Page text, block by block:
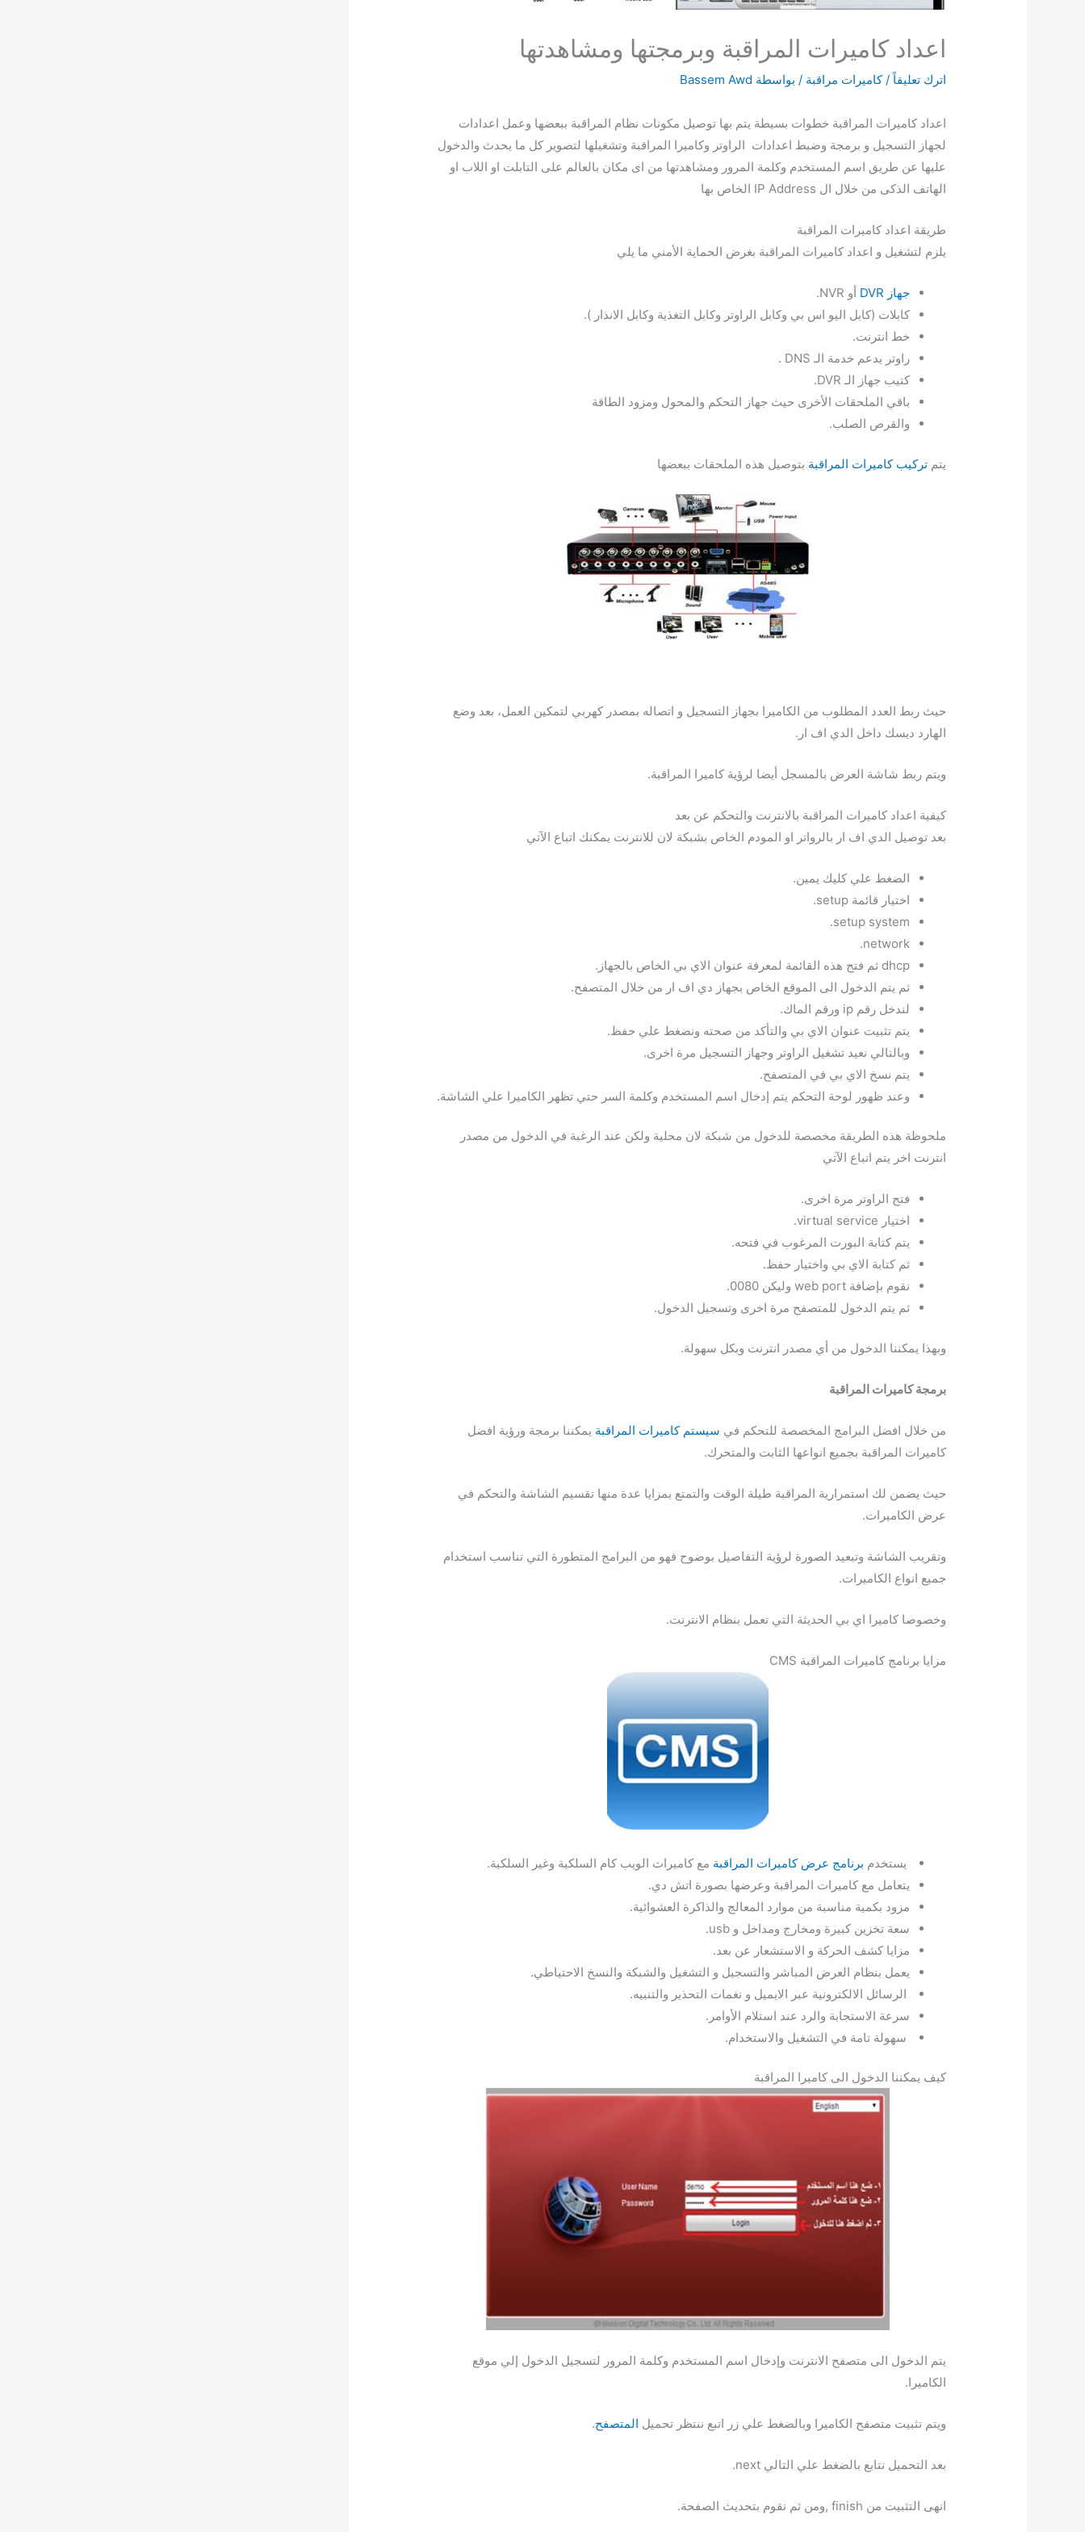
اعداد كاميرات المراقبة وبرمجتها ومشاهدتها
اترك تعليقاً /كاميرات مراقبة / بواسطة Bassem Awd
اعداد كاميرات المراقبة خطوات بسيطة يتم بها توصيل مكونات نظام المراقبة ببعضها وعمل اعدادات
لجهاز التسجيل و برمجة وضبط اعدادات الراوتر وكاميرا المراقبة وتشغيلها لتصوير كل ما يحدث والدخول
عليها عن طريق اسم المستخدم وكلمة المرور ومشاهدتها من اى مكان بالعالم على التابلت او اللاب او
الهاتف الذكى من خلال ال IP Address الخاص بها
طريقة اعداد كاميرات المراقبة
يلزم لتشغيل و اعداد كاميرات المراقبة بغرض الحماية الأمني ما يلي
جهاز DVR
أو NVR.
كابلات (كابل اليو اس بي وكابل الراوتر وكابل التغذية وكابل الانذار ).
خط انترنت.
راوتر يدعم خدمة الـ DNS .
كتيب جهاز الـ DVR.
باقي الملحقات الأخرى حيث جهاز التحكم والمحول ومزود الطاقة
والقرص الصلب.
يتمتركيب كاميرات المراقبة بتوصيل هذه الملحقات ببعضها
حيث ربط العدد المطلوب من الكاميرا بجهاز التسجيل و اتصاله بمصدر كهربي لتمكين العمل، بعد وضع
الهارد ديسك داخل الدي اف ار.
ويتم ربط شاشة العرض بالمسجل أيضا لرؤية كاميرا المراقبة.
كيفية اعداد كاميرات المراقبة بالانترنت والتحكم عن بعد
بعد توصيل الدي اف ار بالرواتر او المودم الخاص بشبكة لان للانترنت يمكنك اتباع الآتي
الضغط علي كليك يمين.
اختيار قائمة setup.
setup system.
network.
dhcp ثم فتح هذه القائمة لمعرفة عنوان الاي بي الخاص بالجهاز.
ثم يتم الدخول الى الموقع الخاص بجهاز دي اف ار من خلال المتصفح.
لندخل رقم ip ورقم الماك.
يتم تثبيت عنوان الاي بي والتأكد من صحته ونضغط علي حفظ.
وبالتالي نعيد تشغيل الراوتر وجهاز التسجيل مرة اخرى.
يتم نسخ الاي بي في المتصفح.
وعند ظهور لوحة التحكم يتم إدخال اسم المستخدم وكلمة السر حتي تظهر الكاميرا علي الشاشة.
ملحوظة هذه الطريقة مخصصة للدخول من شبكة لان محلية ولكن عند الرغبة في الدخول من مصدر
انترنت اخر يتم اتباع الآتي
فتح الراوتر مرة اخرى.
اختيار virtual service.
يتم كتابة البورت المرغوب في فتحه.
ثم كتابة الاي بي واختيار حفظ.
نقوم بإضافة web port وليكن 0080.
ثم يتم الدخول للمتصفح مرة اخرى وتسجيل الدخول.
وبهذا يمكننا الدخول من أي مصدر انترنت وبكل سهولة.
برمجة كاميرات المراقبة
من خلال افضل البرامج المخصصة للتحكم في سيستم كاميرات المراقبة يمكننا برمجة ورؤية افضل
كاميرات المراقبة بجميع انواعها الثابت والمتحرك.
حيث يضمن لك استمرارية المراقبة طيلة الوقت والتمتع بمزايا عدة منها تقسيم الشاشة والتحكم في
عرض الكاميرات.
وتقريب الشاشة وتبعيد الصورة لرؤية التفاصيل بوضوح فهو من البرامج المتطورة التي تناسب استخدام
جميع انواع الكاميرات.
وخصوصا كاميرا اي بي الحديثة التي تعمل بنظام الانترنت.
مزايا برنامج كاميرات المراقبة CMS
يستخدم برنامج عرض كاميرات المراقبة مع كاميرات الويب كام السلكية وغير السلكية.
يتعامل مع كاميرات المراقبة وعرضها بصورة اتش دي.
مزود بكمية مناسبة من موارد المعالج والذاكرة العشوائية.
سعة تخزين كبيرة ومخارج ومداخل و usb.
مزايا كشف الحركة و الاستشعار عن بعد.
يعمل بنظام العرض المباشر والتسجيل و التشغيل والشبكة والنسخ الاحتياطي.
الرسائل الالكترونية عبر الايميل و نغمات التحذير والتنبيه.
سرعة الاستجابة والرد عند استلام الأوامر.
سهولة تامة في التشغيل والاستخدام.
كيف يمكننا الدخول الى كاميرا المراقبة
يتم الدخول الى متصفح الانترنت وإدخال اسم المستخدم وكلمة المرور لتسجيل الدخول إلي موقع
الكاميرا.
ويتم تثبيت متصفح الكاميرا وبالضغط علي زر اتبع ننتظر تحميل المتصفح.
بعد التحميل نتابع بالضغط علي التالي next.
انهى التثبيت من finish ,ومن ثم نقوم بتحديث الصفحة.